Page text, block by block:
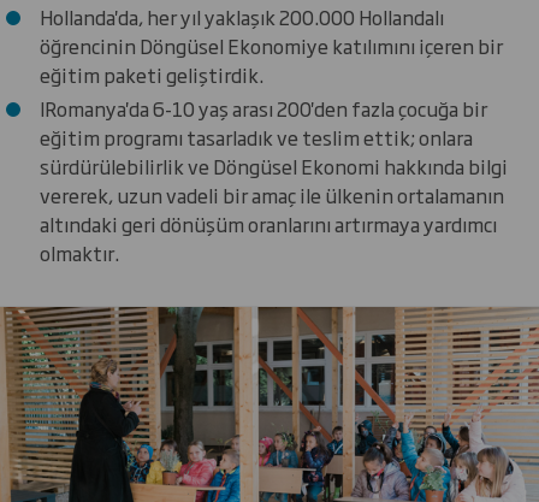
Hollanda'da, her yıl yaklaşık 200.000 Hollandalı
öğrencinin Döngüsel Ekonomiye katılımını içeren bir
eğitim paketi geliştirdik.
IRomanya'da 6-10 yaş arası 200'den fazla çocuğa bir
eğitim programı tasarladık ve teslim ettik; onlara
sürdürülebilirlik ve Döngüsel Ekonomi hakkında bilgi
vererek, uzun vadeli bir amaç ile ülkenin ortalamanın
altındaki geri dönüşüm oranlarını artırmaya yardımcı
olmaktır.